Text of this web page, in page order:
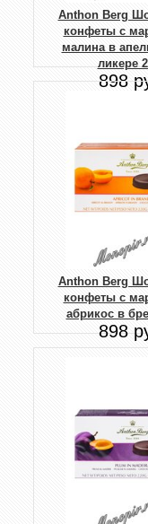
Anthon Berg
конфеты с
малина в
ликере
898
Anthon Berg
конфеты с
абрикос в
898